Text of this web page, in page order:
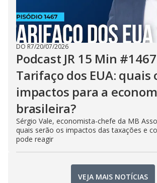
DO R7/20/07/2026
Podcast JR 15 Min
Tarifaço dos EUA: quais
impactos para a
brasileira?
Sérgio Vale, economista-chefe da MB
quais serão os impactos das taxações e
pode reagir
VEJA MAIS NOTÍCIAS